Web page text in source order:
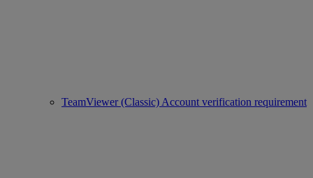
TeamViewer (Classic) Account verification requirement